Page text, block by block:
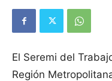
El Seremi del
Región